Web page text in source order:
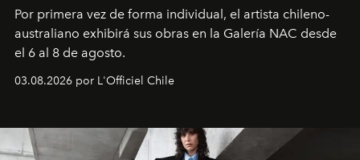
Por primera vez de forma individual, el artista chileno-
australiano exhibirá sus obras en la Galería NAC desde
el 6 al 8 de agosto.
03.08.2026 por L'Officiel Chile